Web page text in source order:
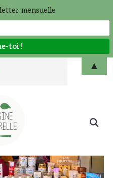
Search
mensuelle
▲